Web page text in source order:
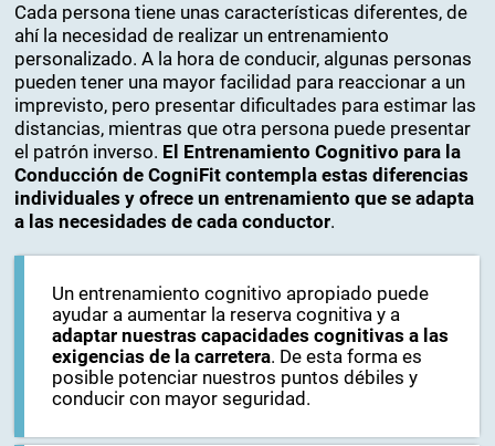
Cada persona tiene unas características diferentes, de
ahí la necesidad de realizar un entrenamiento
personalizado. A la hora de conducir, algunas personas
pueden tener una mayor facilidad para reaccionar a un
imprevisto, pero presentar dificultades para estimar las
distancias, mientras que otra persona puede presentar
el patrón inverso. El Entrenamiento Cognitivo para la
Conducción de CogniFit contempla estas diferencias
individuales y ofrece un entrenamiento que se adapta
a las necesidades de cada conductor.
Un entrenamiento cognitivo apropiado puede
ayudar a aumentar la reserva cognitiva y a
adaptar nuestras capacidades cognitivas a las
exigencias de la carretera. De esta forma es
posible potenciar nuestros puntos débiles y
conducir con mayor seguridad.